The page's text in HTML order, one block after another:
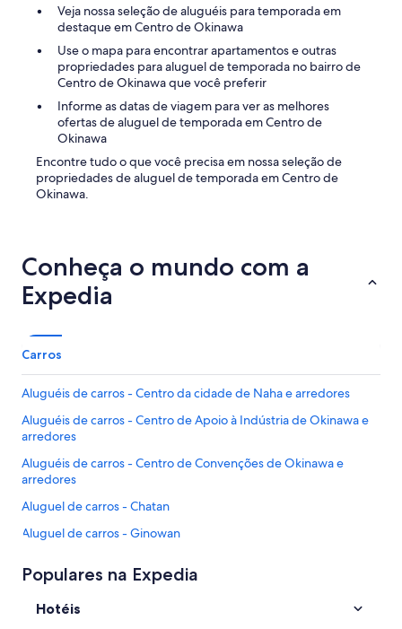
Veja nossa seleção de aluguéis para temporada em
destaque em Centro de Okinawa
Use o mapa para encontrar apartamentos e outras
propriedades para aluguel de temporada no bairro de
Centro de Okinawa que você preferir
Informe as datas de viagem para ver as melhores
ofertas de aluguel de temporada em Centro de
Okinawa
Encontre tudo o que você precisa em nossa seleção de
propriedades de aluguel de temporada em Centro de
Okinawa.
Conheça o mundo com a
Expedia
Carros
Aluguéis de carros - Centro da cidade de Naha e arredores
Aluguéis de carros - Centro de Apoio à Indústria de Okinawa e
arredores
Aluguéis de carros - Centro de Convenções de Okinawa e
arredores
Aluguel de carros - Chatan
Aluguel de carros - Ginowan
Aluguéis de carros - Iju e arredores
Aluguel de carros - Isa
Populares na Expedia
Hotéis